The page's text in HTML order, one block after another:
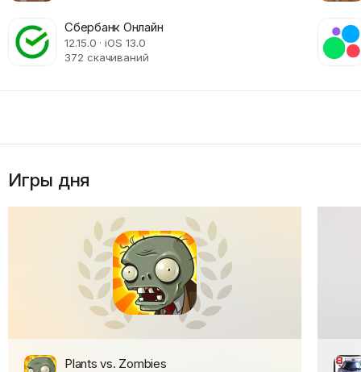
Сбербанк Онлайн
12.15.0 · iOS 13.0
372 скачиваний
Игры дня
Plants vs. Zombies